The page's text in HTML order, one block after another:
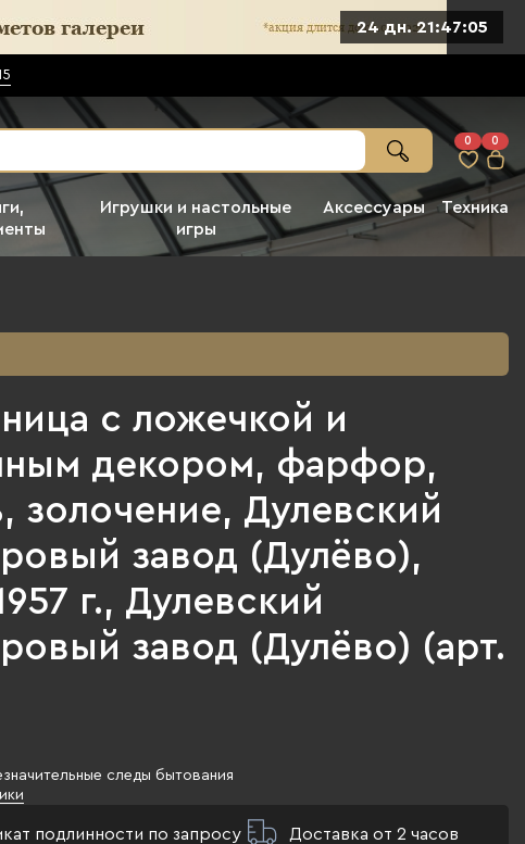
24 дн. 21:47:04
0 0
Игрушки и настольные
игры
Аксессуары Техника
с ложечкой и
декором, фарфор,
золочение, Дулевский
завод (Дулёво),
г., Дулевский
завод (Дулёво) (арт.
следы бытования
подлинности по запросу Доставка от 2 часов